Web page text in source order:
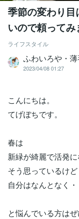
季節の変わり
いので頼ってみ
ライフスタイル
ふわいろや・
2023/04/08 01:27
こんにちは。
てげぼちです。
春は
新緑が綺麗で活発に
そう思っているけど
自分はなんとなく・
と悩んでいる方は